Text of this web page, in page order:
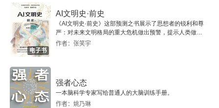
B.内在价值、账面价值和市场价格[1]
C.透视盈余[1]
D.经济的商誉vs.会计的商誉[1]
E.股东盈利和现金流谬论[1]
F.期权的估值[1]
风险管理的卓越思考，为金融学领域注入了新的活
力。这封信是一本值得深入研读的金融学经典，对
于理解当今金融市场和指导个人投资实践都具有重
要的参考价值。
电子书
AI文明史·前史
《AI文明史·前史》这部预测之书展示了思想者的锐利和尊
严：对未来文明格局的重大危机做出预警，提示人类做出
智慧的选择。
作者：张笑宇
强者心态
一本脑科学专家写给普通人的大脑训练手册。
作者：姚乃琳